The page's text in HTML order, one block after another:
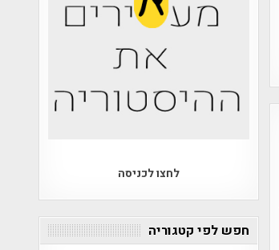
לחצו לכניסה
חפש לפי קטגוריה